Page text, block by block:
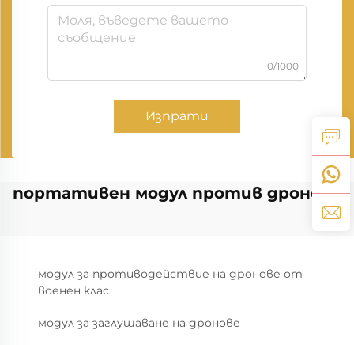
0/1000
Изпрати
портативен модул против дронове
модул за противодействие на дронове от
военен клас
модул за заглушаване на дронове